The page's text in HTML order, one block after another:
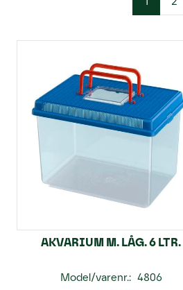
AKVARIUM M. LÅG. 6 LTR.
Model/varenr.: 4806